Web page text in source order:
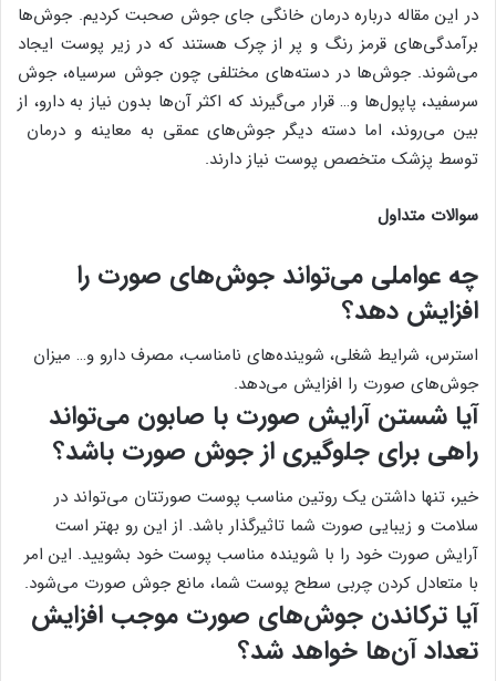
در این مقاله درباره درمان خانگی جای جوش صحبت کردیم. جوش‌ها
برآمدگی‌های قرمز رنگ و پر از چرک هستند که در زیر پوست ایجاد
می‌شوند. جوش‌ها در دسته‌های مختلفی چون جوش سرسیاه، جوش
سرسفید، پاپول‌ها و… قرار می‌گیرند که اکثر آن‌ها بدون نیاز به دارو، از
بین می‌روند، اما دسته دیگر جوش‌های عمقی به معاینه و درمان
توسط پزشک متخصص پوست نیاز دارند.
سوالات متداول
چه عواملی می‌تواند جوش‌های صورت را
افزایش دهد؟
استرس، شرایط شغلی، شوینده‌های نامناسب، مصرف دارو و… میزان
جوش‌های صورت را افزایش می‌دهد.
آیا شستن آرایش صورت با صابون می‌تواند
راهی برای جلوگیری از جوش صورت باشد؟
خیر، تنها داشتن یک روتین مناسب پوست صورتتان می‌تواند در
سلامت و زیبایی صورت شما تاثیرگذار باشد. از این رو بهتر است
آرایش صورت خود را با شوینده مناسب پوست خود بشویید. این امر
با متعادل کردن چربی سطح پوست شما، مانع جوش صورت می‌شود.
آیا ترکاندن جوش‌های صورت موجب افزایش
تعداد آن‌ها خواهد شد؟